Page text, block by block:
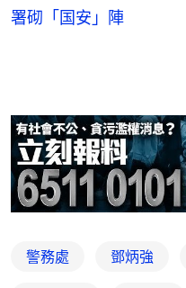
署砌「国安」陣
警務處 鄧炳強